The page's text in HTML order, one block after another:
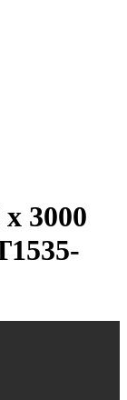
3000